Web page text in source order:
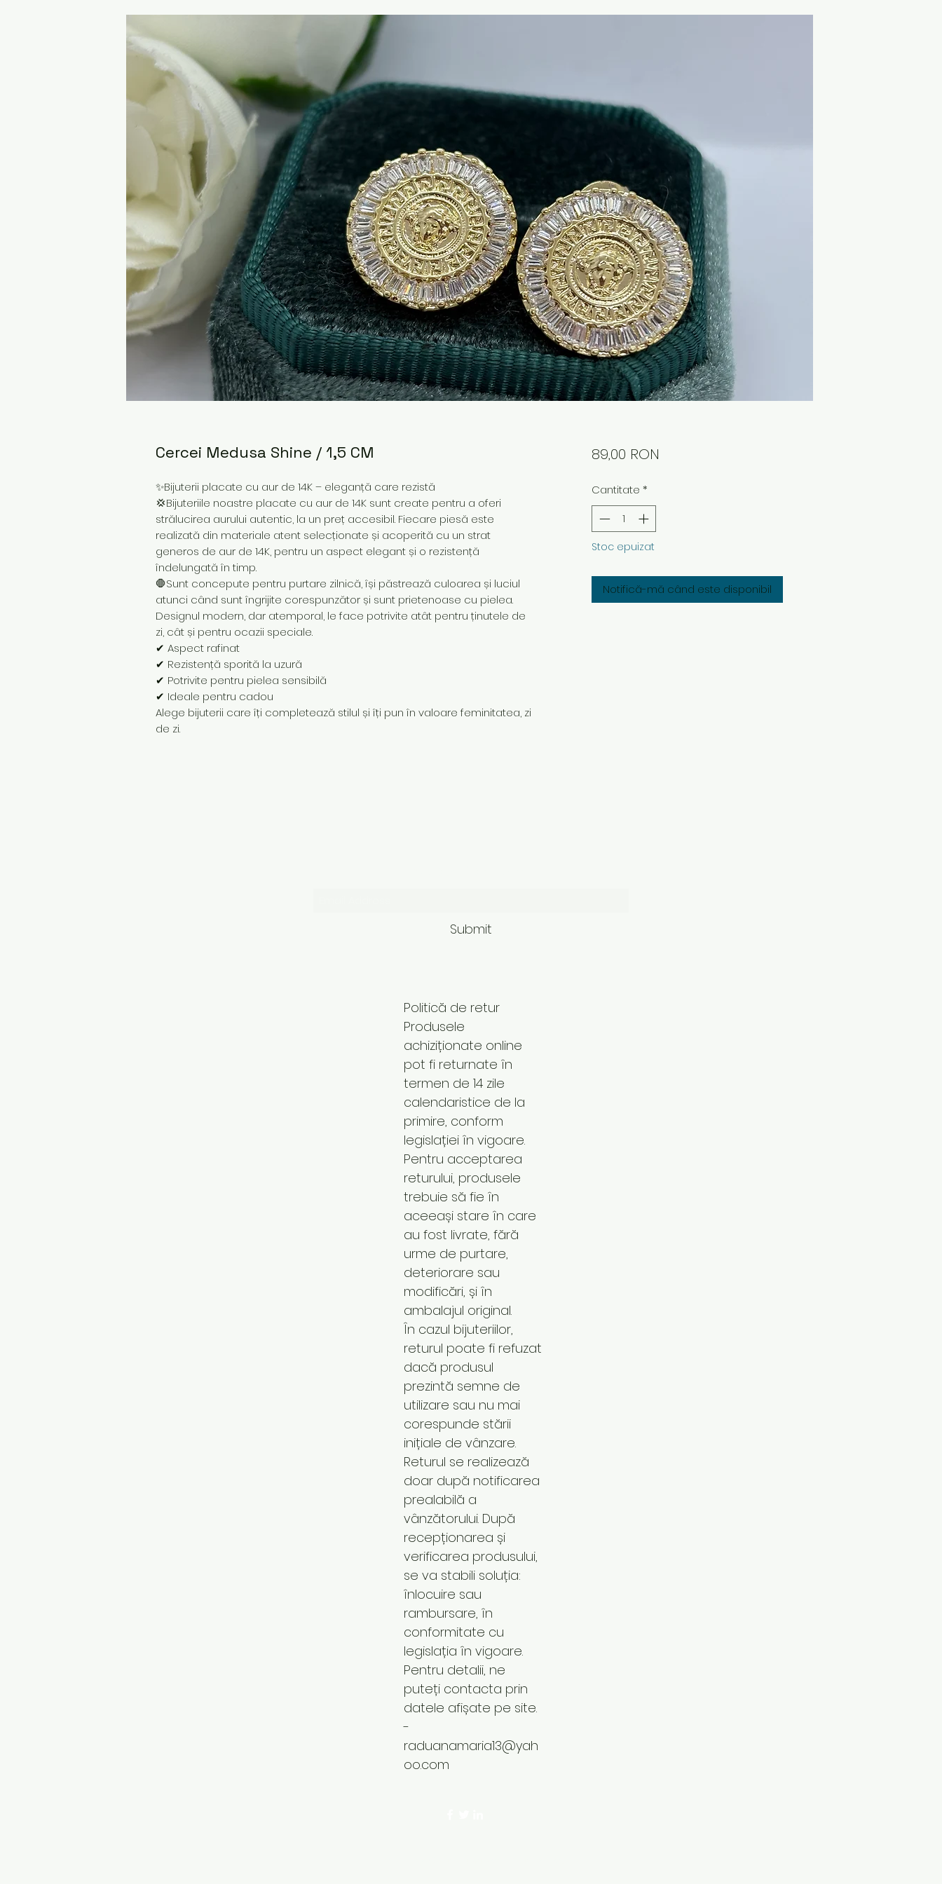
Cercei Medusa Shine / 1,5 CM
✨Bijuterii placate cu aur de 14K – eleganță care rezistă
💢Bijuteriile noastre placate cu aur de 14K sunt create pentru a oferi
strălucirea aurului autentic, la un preț accesibil. Fiecare piesă este
realizată din materiale atent selecționate și acoperită cu un strat
generos de aur de 14K, pentru un aspect elegant și o rezistență
îndelungată în timp.
🛑Sunt concepute pentru purtare zilnică, își păstrează culoarea și luciul
atunci când sunt îngrijite corespunzător și sunt prietenoase cu pielea.
Designul modern, dar atemporal, le face potrivite atât pentru ținutele de
zi, cât și pentru ocazii speciale.
✔ Aspect rafinat
✔ Rezistență sporită la uzură
✔ Potrivite pentru pielea sensibilă
✔ Ideale pentru cadou
Alege bijuterii care îți completează stilul și îți pun în valoare feminitatea, zi
de zi.
89,00 RON
Cantitate *
Stoc epuizat
Notifică-mă când este disponibil
Submit
Politică de retur
Produsele
achiziționate online
pot fi returnate în
termen de 14 zile
calendaristice de la
primire, conform
legislației în vigoare.
Pentru acceptarea
returului, produsele
trebuie să fie în
aceeași stare în care
au fost livrate, fără
urme de purtare,
deteriorare sau
modificări, și în
ambalajul original.
În cazul bijuteriilor,
returul poate fi refuzat
dacă produsul
prezintă semne de
utilizare sau nu mai
corespunde stării
inițiale de vânzare.
Returul se realizează
doar după notificarea
prealabilă a
vânzătorului. După
recepționarea și
verificarea produsului,
se va stabili soluția:
înlocuire sau
rambursare, în
conformitate cu
legislația în vigoare.
Pentru detalii, ne
puteți contacta prin
datele afișate pe site.
-
raduanamaria13@yah
oo.com